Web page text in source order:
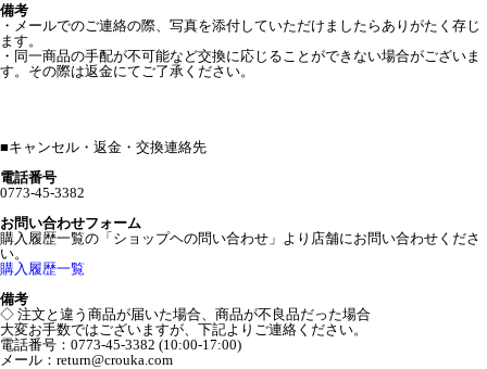
備考
・メールでのご連絡の際、写真を添付していただけましたらありがたく存じ
ます。
・同一商品の手配が不可能など交換に応じることができない場合がございま
す。その際は返金にてご了承ください。
■キャンセル・返金・交換連絡先
電話番号
0773-45-3382
お問い合わせフォーム
購入履歴一覧の「ショップヘの問い合わせ」より店舗にお問い合わせくださ
い。
購入履歴一覧
備考
◇ 注文と違う商品が届いた場合、商品が不良品だった場合
大変お手数ではございますが、下記よりご連絡ください。
電話番号：0773-45-3382 (10:00-17:00)
メール：return@crouka.com